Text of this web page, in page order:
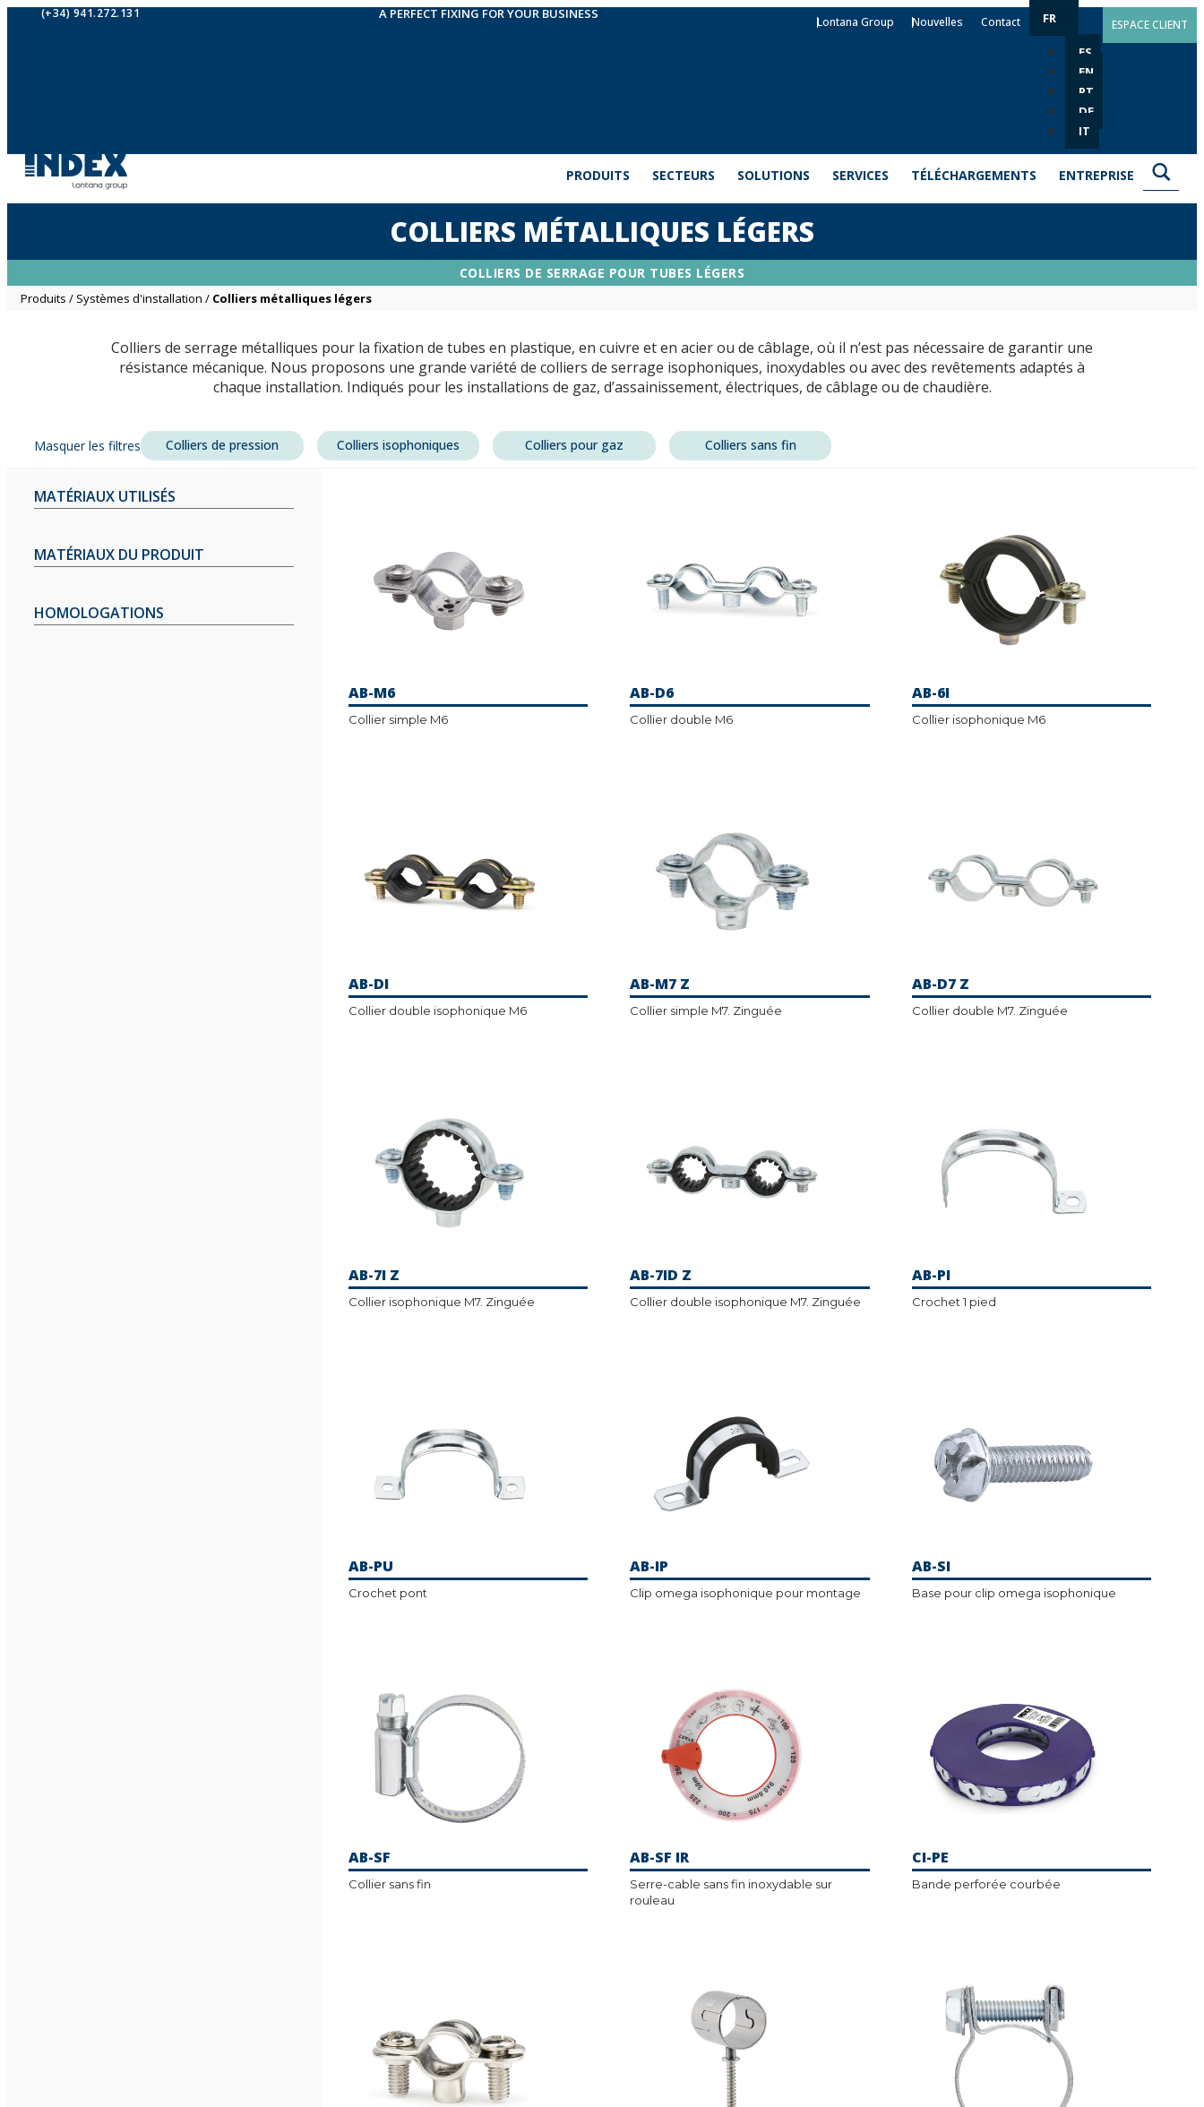
(+34) 941.272.131 A PERFECT FIXING FOR YOUR BUSINESS
Lontana Group Nouvelles Contact FR
ES
EN
PT
DE
IT
ESPACE CLIENT
PRODUITS SECTEURS SOLUTIONS SERVICES TÉLÉCHARGEMENTS ENTREPRISE
COLLIERS MÉTALLIQUES LÉGERS
COLLIERS DE SERRAGE POUR TUBES LÉGERS
Produits / Systèmes d'installation / Colliers métalliques légers
Colliers de serrage métalliques pour la fixation de tubes en plastique, en cuivre et en acier ou de câblage, où il n’est pas nécessaire de garantir une
résistance mécanique. Nous proposons une grande variété de colliers de serrage isophoniques, inoxydables ou avec des revêtements adaptés à
chaque installation. Indiqués pour les installations de gaz, d’assainissement, électriques, de câblage ou de chaudière.
Masquer les filtres Colliers de pression Colliers isophoniques Colliers pour gaz Colliers sans fin
MATÉRIAUX UTILISÉS
MATÉRIAUX DU PRODUIT
HOMOLOGATIONS
AB-M6
Collier simple M6
AB-D6
Collier double M6
AB-6I
Collier isophonique M6
AB-DI
Collier double isophonique M6
AB-M7 Z
Collier simple M7. Zinguée
AB-D7 Z
Collier double M7. Zinguée
AB-7I Z
Collier isophonique M7. Zinguée
AB-7ID Z
Collier double isophonique M7. Zinguée
AB-PI
Crochet 1 pied
AB-PU
Crochet pont
AB-IP
Clip omega isophonique pour montage
AB-SI
Base pour clip omega isophonique
AB-SF
Collier sans fin
AB-SF IR
Serre-cable sans fin inoxydable sur
rouleau
CI-PE
Bande perforée courbée